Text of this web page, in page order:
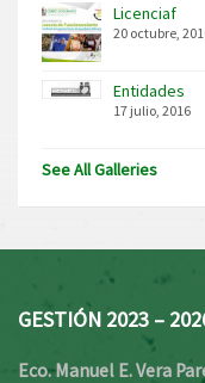
Licenciaf
20 octubre,
Entidades
17 julio, 2016
See All Galleries
GESTIÓN 2023 –
Eco. Manuel E. Vera